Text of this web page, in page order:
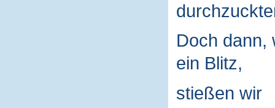
Doch dann,
ein Blitz,
stießen wir